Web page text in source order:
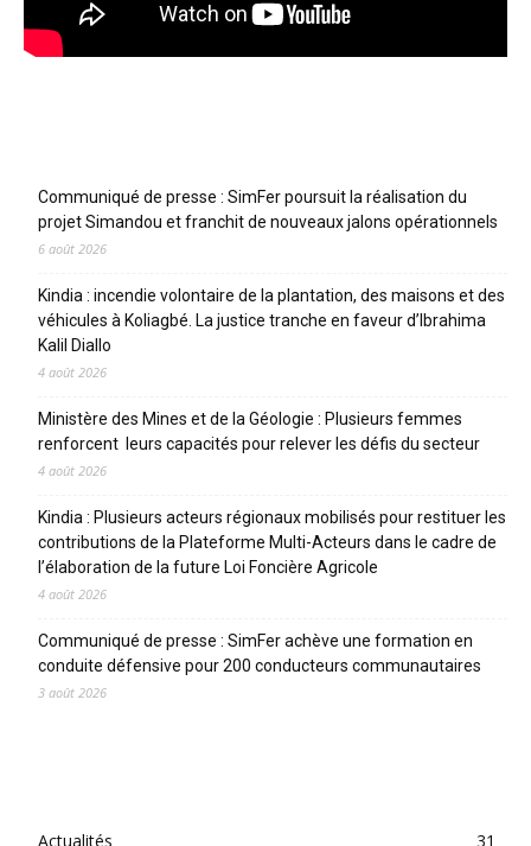
Communiqué de presse : SimFer poursuit la réalisation du
projet Simandou et franchit de nouveaux jalons opérationnels
6 août 2026
Kindia : incendie volontaire de la plantation, des maisons et des
véhicules à Koliagbé. La justice tranche en faveur d’Ibrahima
Kalil Diallo
4 août 2026
Ministère des Mines et de la Géologie : Plusieurs femmes
renforcent leurs capacités pour relever les défis du secteur
4 août 2026
Kindia : Plusieurs acteurs régionaux mobilisés pour restituer les
contributions de la Plateforme Multi-Acteurs dans le cadre de
l’élaboration de la future Loi Foncière Agricole
4 août 2026
Communiqué de presse : SimFer achève une formation en
conduite défensive pour 200 conducteurs communautaires
3 août 2026
Actualités 31